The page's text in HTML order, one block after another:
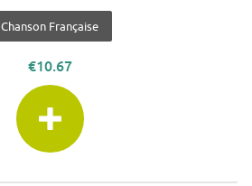
Chanson Française
€10.67